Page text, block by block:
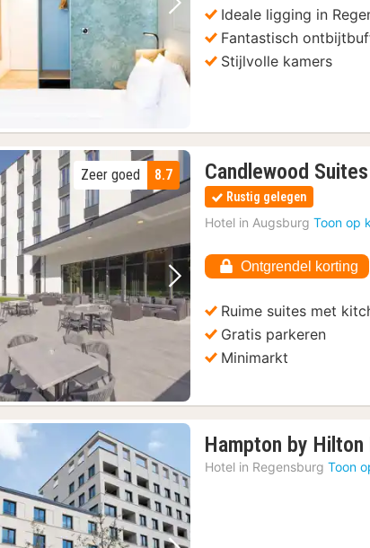
foto Volgende foto
Ideale ligging in
Fantastisch
Stijlvolle kamers
foto Volgende foto
8.7
Zeer goed Candlewood
Rustig gelegen
Hotel in Augsburg Toon op
Ontgrendel korting
Ruime suites met
Gratis parkeren
Minimarkt
Hampton by Hilton
Hotel in Regensburg Toon